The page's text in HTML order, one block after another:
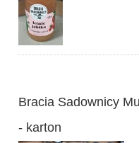
Bracia Sadownicy
- karton